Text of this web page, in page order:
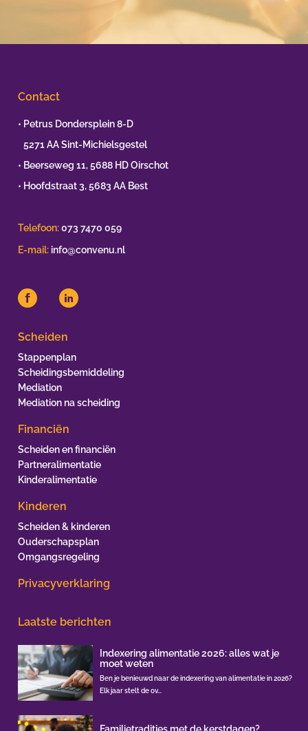
Contact
• Petrus Dondersplein 8-D
5271 AA Sint-Michielsgestel
• Beerseweg 11, 5688 HD Oirschot
• Hoofdstraat 3, 5683 AA Best
Telefoon:073 7470 059
E-mail: info@convenu.nl
Scheiden
Stappenplan
Scheidingsbemiddeling
Mediation
Mediation na scheiding
Financiën
Scheiden en financiën
Partneralimentatie
Kinderalimentatie
Kinderen
Scheiden & kinderen
Ouderschapsplan
Omgangsregeling
Privacyverklaring
Laatste berichten
Indexering alimentatie 2026: alles wat je
moet weten
Ben je benieuwd naar de indexering van alimentatie in 2026?
Elk jaar stelt de ov...
Familietradities met de kerstdagen?